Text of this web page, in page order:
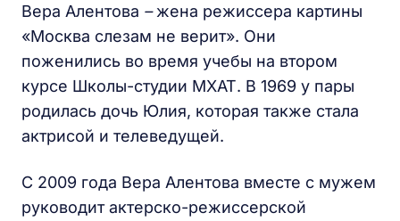
Вера Алентова – жена режиссера картины
«Москва слезам не верит». Они
поженились во время учебы на втором
курсе Школы-студии МХАТ. В 1969 у пары
родилась дочь Юлия, которая также стала
актрисой и телеведущей.
С 2009 года Вера Алентова вместе с мужем
руководит актерско-режиссерской